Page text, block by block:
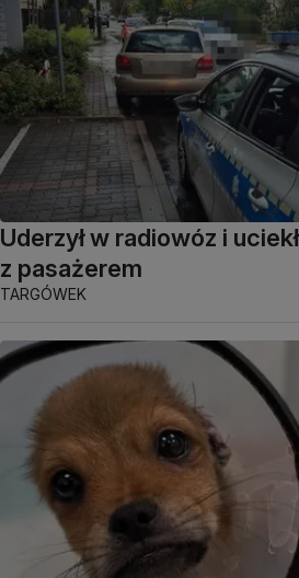
Uderzył w radiowóz i
z pasażerem
TARGÓWEK